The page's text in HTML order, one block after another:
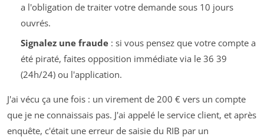
a l'obligation de traiter votre demande sous 10 jours
ouvrés.
Signalez une fraude: si vous pensez que votre compte a
été piraté, faites opposition immédiate via le 36 39
(24h/24) ou l'application.
J'ai vécu ça une fois : un virement de 200 € vers un compte
que je ne connaissais pas. J'ai appelé le service client, et après
enquête, c'était une erreur de saisie du RIB par un